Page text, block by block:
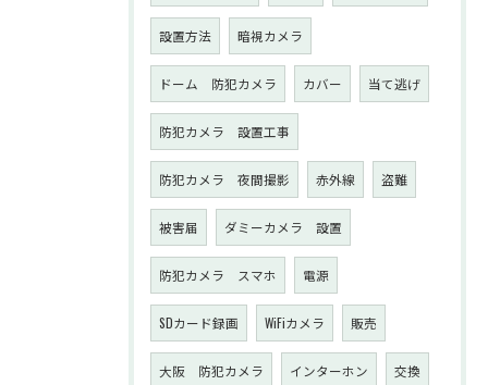
設置方法 暗視カメラ
ドーム 防犯カメラ カバー 当て逃げ
防犯カメラ 設置工事
防犯カメラ 夜間撮影 赤外線 盗難
被害届 ダミーカメラ 設置
防犯カメラ スマホ 電源
SDカード録画 WiFiカメラ 販売
大阪 防犯カメラ インターホン 交換